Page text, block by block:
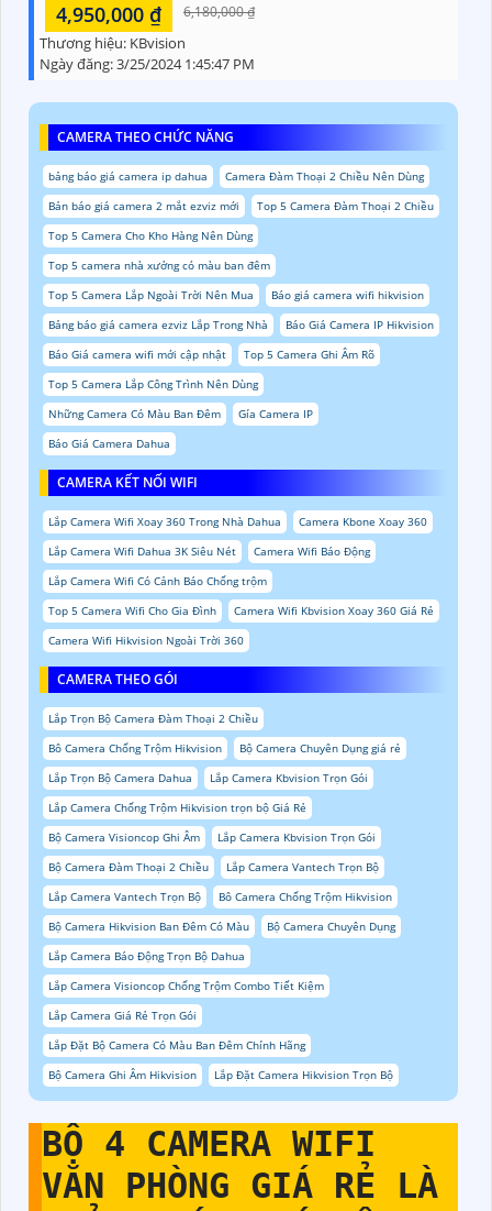
4,950,000 ₫ 6,180,000 ₫
Thương hiệu: KBvision
Ngày đăng:3/25/2024 1:45:47 PM
CAMERA THEO CHỨC NĂNG
bảng báo giá camera ip dahua
Camera Đàm Thoại 2 Chiều Nên Dùng
Bản báo giá camera 2 mắt ezviz mới
Top 5 Camera Đàm Thoại 2 Chiều
Top 5 Camera Cho Kho Hàng Nên Dùng
Top 5 camera nhà xưởng có màu ban đêm
Top 5 Camera Lắp Ngoài Trời Nên Mua
Báo giá camera wifi hikvision
Bảng báo giá camera ezviz Lắp Trong Nhà
Báo Giá Camera IP Hikvision
Báo Giá camera wifi mới cập nhật
Top 5 Camera Ghi Âm Rõ
Top 5 Camera Lắp Công Trình Nên Dùng
Những Camera Có Màu Ban Đêm
Gía Camera IP
Báo Giá Camera Dahua
CAMERA KẾT NỐI WIFI
Lắp Camera Wifi Xoay 360 Trong Nhà Dahua
Camera Kbone Xoay 360
Lắp Camera Wifi Dahua 3K Siêu Nét
Camera Wifi Báo Động
Lắp Camera Wifi Có Cảnh Báo Chống trộm
Top 5 Camera Wifi Cho Gia Đình
Camera Wifi Kbvision Xoay 360 Giá Rẻ
Camera Wifi Hikvision Ngoài Trời 360
CAMERA THEO GÓI
Lắp Trọn Bộ Camera Đàm Thoại 2 Chiều
Bô Camera Chống Trộm Hikvision
Bộ Camera Chuyên Dụng giá rẻ
Lắp Trọn Bộ Camera Dahua
Lắp Camera Kbvision Trọn Gói
Lắp Camera Chống Trộm Hikvision trọn bộ Giá Rẻ
Bộ Camera Visioncop Ghi Âm
Lắp Camera Kbvision Trọn Gói
Bộ Camera Đàm Thoại 2 Chiều
Lắp Camera Vantech Trọn Bộ
Lắp Camera Vantech Trọn Bộ
Bô Camera Chống Trộm Hikvision
Bộ Camera Hikvision Ban Đêm Có Màu
Bộ Camera Chuyên Dụng
Lắp Camera Báo Động Trọn Bộ Dahua
Lắp Camera Visioncop Chống Trộm Combo Tiết Kiệm
Lắp Camera Giá Rẻ Trọn Gói
Lắp Đặt Bộ Camera Có Màu Ban Đêm Chính Hãng
Bộ Camera Ghi Âm Hikvision
Lắp Đặt Camera Hikvision Trọn Bộ
BỘ 4 CAMERA WIFI
VĂN PHÒNG GIÁ RẺ LÀ